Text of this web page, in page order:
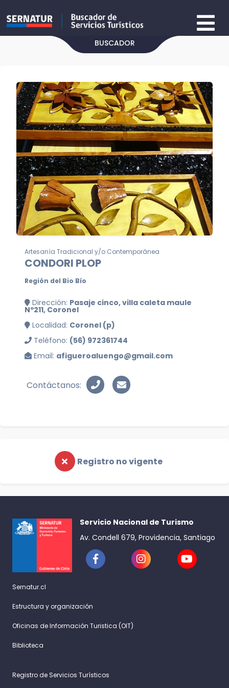
BUSCADOR
Artesanía Tradicional y/o Contemporánea
CONDORI PLOP
Región del Bio Bío
Dirección: Pasaje cinco, villa caleta maule
Nº211, Coronel
Localidad: Coronel (p)
Teléfono: (56) 972361744
Email: afigueroaluengo@gmail.com
Contáctanos:
Registro no vigente
Servicio Nacional de Turismo
Av. Condell 679, Providencia, Santiago
Sernatur.cl
Estructura y organización
Oficinas de Información Turistica (OIT)
Biblioteca
Registro de Servicios Turísticos